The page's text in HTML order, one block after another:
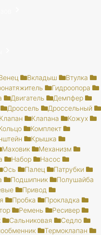
Вкладыш
Втулка
Гидроопора
Двигатель
Демпфер
Дроссель
Дроссельный
Клапан Клапана
Кожух
Комплект
Крышка
Маховик
Механизм
Набор
Насос
Ось Палец
Патрубки
Подшипник
Полушайба
Привод
Пробка
Прокладка
Ремень
Ресивер
Сальниковая
Седло
Термоклапан